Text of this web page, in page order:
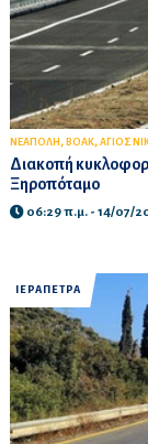
ΝΕΑΠΟΛΗ , ΒΟΑΚ, ΑΓΙΟΣ
Διακοπή
Ξηροπόταμο
06:29 π.μ. - 14/07/
ΙΕΡΑΠΕΤΡΑ